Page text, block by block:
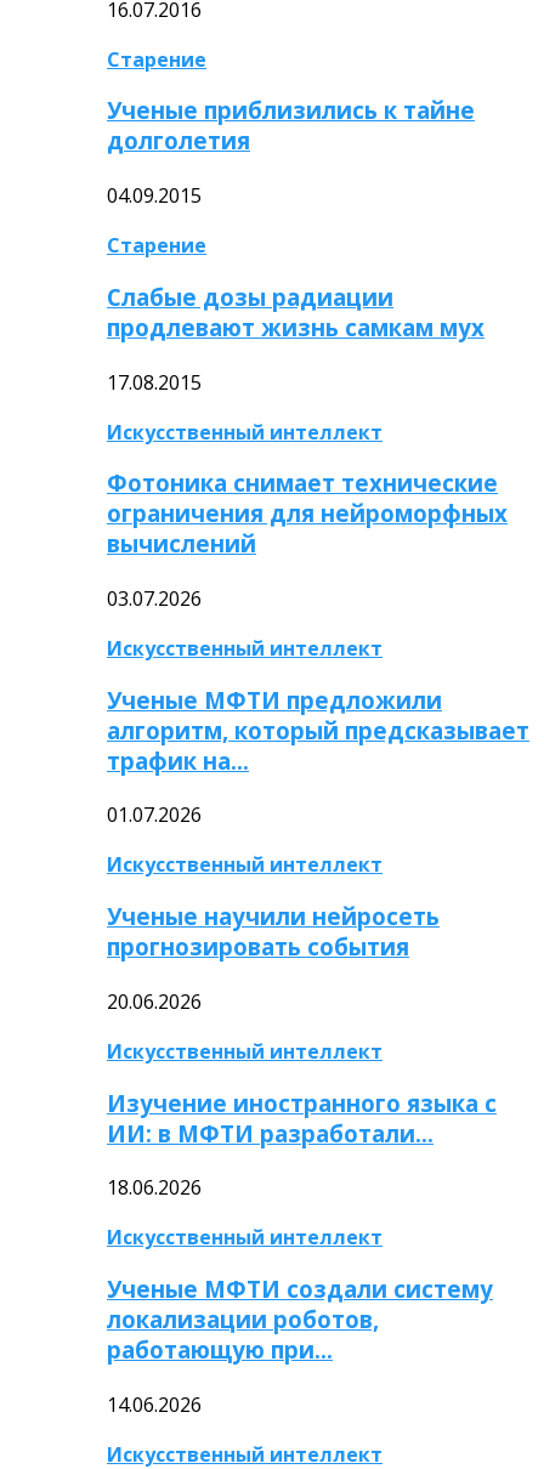
16.07.2016
Старение
Ученые приблизились к тайне
долголетия
04.09.2015
Старение
Слабые дозы радиации
продлевают жизнь самкам мух
17.08.2015
Искусственный интеллект
Фотоника снимает технические
ограничения для нейроморфных
вычислений
03.07.2026
Искусственный интеллект
Ученые МФТИ предложили
алгоритм, который предсказывает
трафик на…
01.07.2026
Искусственный интеллект
Ученые научили нейросеть
прогнозировать события
20.06.2026
Искусственный интеллект
Изучение иностранного языка с
ИИ: в МФТИ разработали…
18.06.2026
Искусственный интеллект
Ученые МФТИ создали систему
локализации роботов,
работающую при…
14.06.2026
Искусственный интеллект